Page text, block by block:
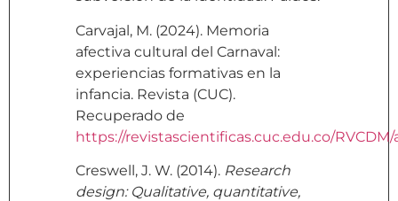
Carvajal, M. (2024). Memoria
afectiva cultural del Carnaval:
experiencias formativas en la
infancia. Revista (CUC).
Recuperado de
https://revistascientificas.cuc.edu.co/
Creswell, J. W. (2014). Research
design: Qualitative, quantitative,